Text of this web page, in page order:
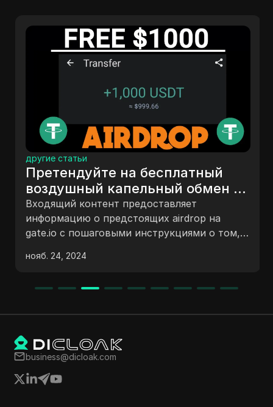
другие статьи
Претендуйте на бесплатный
воздушный капельный обмен на
$1000 без комиссии за газ.
Входящий контент предоставляет
информацию о предстоящих airdrop на
gate.io с пошаговыми инструкциями о том,
бесплатные токены без комиссий за газ. В
и Omi Token. Зрителей приглашают
контентом. Процесс включает в себя вход в
учетную запись gate.io, установку
уведомлений и запрос токенов после их
запуска.
нояб. 24, 2024
business@dicloak.com